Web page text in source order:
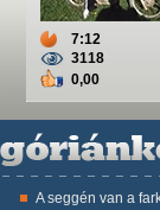
7:12
3118
0,00
A seggén van a